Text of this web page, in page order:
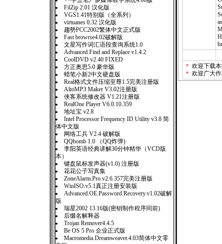
FilZip 2.01 汉化版
VGS1.41特别版（全系列）
virtuanes 0.32 汉化版
趨勢PCC2002繁体中文正式版
Fast browrse4.02破解版
文星写作词汇语段查询系统1.0
Advanced Find and Replace v1.4.2
CoolDVD v2.40 FIXED
方正奥思5.0 豪华版
蜡笔小新2中文硬盘版
Real格式文件压缩至尊1.5完美注册版
AltoMP3 Maker V3.02注册版
侠客系统修改器 V1.21注册版
RealOne Player V6.0.10.359
地址宝 v2.8
Intel Processor Frequency ID Utility v3.8 简
体中文版
网络工兵 V2.4 破解版
QQbomb 1.0 （QQ炸弹)
李阳英语经典讲解30分钟精华（VCD版
本）
键盘鼠标发声器(v1.0) 注册版
花花公子写真集
ZoneAlarm.Pro.v2.6.357完美注册版
WinISO.v5.1真正注册安装版
Advanced.OE.Password.Recovery.v1.02破解
版
瑞星2002 13.16版(密钥制作程序同前)
后缀名解释器
Trojan Remover4.4.5
Be OS 5 Pro 企业正式版
Macromedia.Dreamweaver.4.03简体中文零
＊ 欢迎下载
＊ 欢迎广大